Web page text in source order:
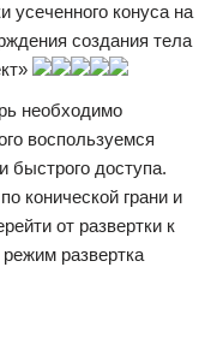
усеченного конуса на
создания тела
необходимо
воспользуемся
быстрого доступа.
конической грани и
от развертки к
развертка